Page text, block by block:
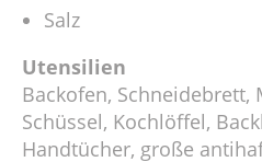
Salz
Utensilien
Backofen, Schneidebrett,
Schüssel, Kochlöffel,
Handtücher, große